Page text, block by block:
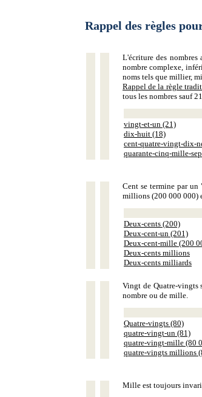
Rappel des règles
L'écriture des
nombre complexe,
noms tels que millier,
Rappel de la règle
tous les nombres sauf
vingt-et-un (21)
dix-huit (18)
cent-quatre-vingt-dix-
quarante-cinq-mille-
Cent se termine par
millions (200 000 000)
Deux-cents (200)
Deux-cent-un (201)
Deux-cent-mille (200
Deux-cents millions
Deux-cents milliards
Vingt de Quatre-vingts
nombre ou de mille.
Quatre-vingts (80)
quatre-vingt-un (81)
quatre-vingt-mille (80
quatre-vingts millions
Mille est toujours